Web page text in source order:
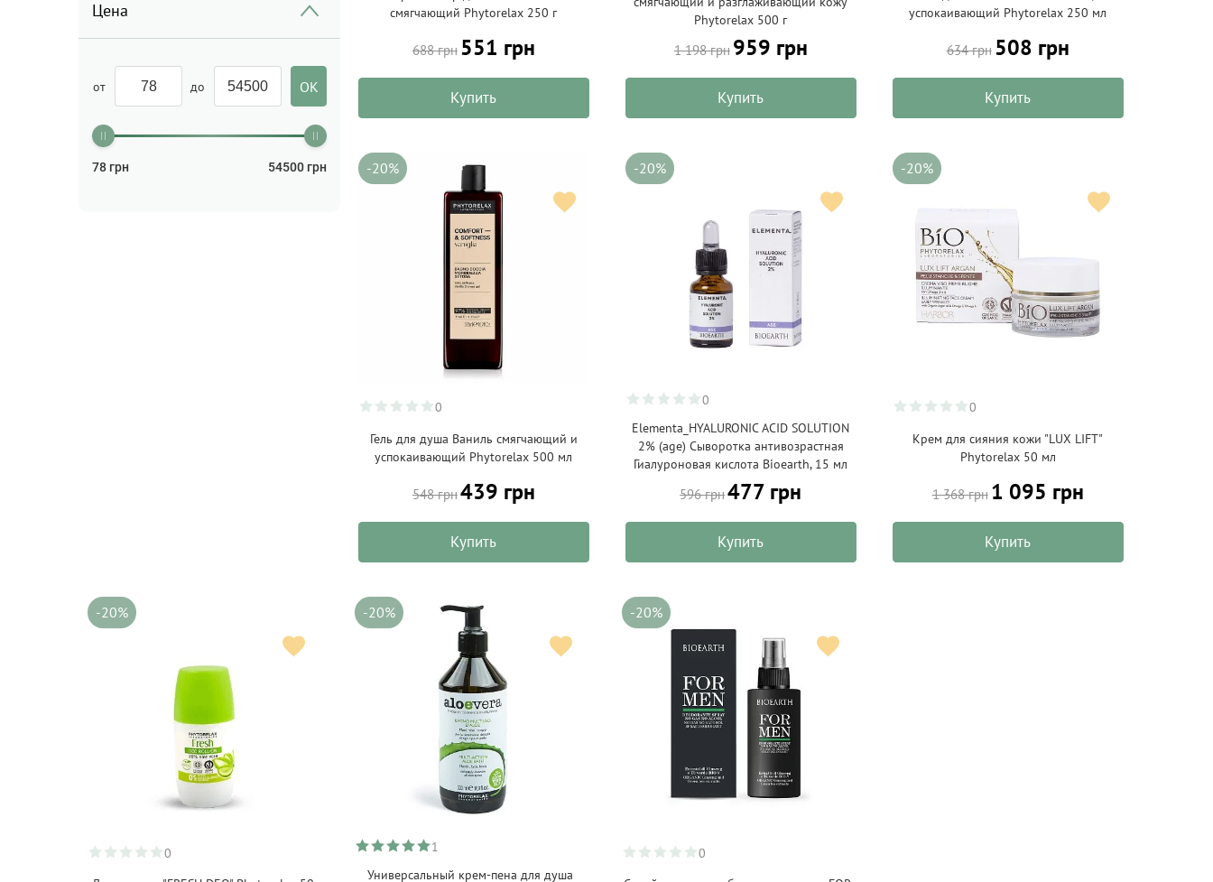
Канада
Китай(50)
Корея(44)
Польша(1)
США
Цена
от до
78 грн 54500 грн
смягчающий Phytorelax 250 г
688 грн 551 грн
Купить
Phytorelax 500 г
1 198 грн 959 грн
Купить
успокаивающий Phytorelax 250 мл
634 грн 508 грн
Купить
-20%
0
Гель для душа Ваниль смягчающий и
успокаивающий Phytorelax 500 мл
548 грн439 грн
Купить
-20%
0
Elementa_HYALURONIC ACID SOLUTION
2% (age) Сыворотка антивозрастная
Гиалуроновая кислота Bioearth, 15 мл
596 грн477 грн
Купить
-20%
0
Крем для сияния кожи "LUX LIFT"
Phytorelax 50 мл
1 368 грн 1 095 грн
Купить
-20%
0
-20%
1
Универсальный крем-пена для душа
-20%
0